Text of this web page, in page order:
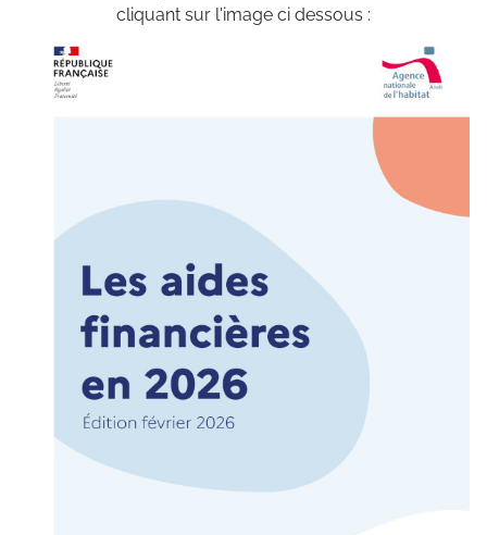
cliquant sur l'image ci dessous :